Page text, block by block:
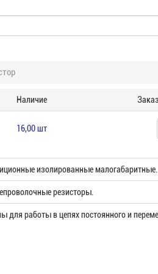
Наличие Заказ
16,00 шт
изолированные малогабаритные.
резисторы.
для работы в цепях постоянного и